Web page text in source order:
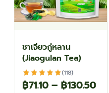
ชาเจียวกู่หลาน
(Jiaogulan Tea)
(118)
฿71.10 – ฿130.50